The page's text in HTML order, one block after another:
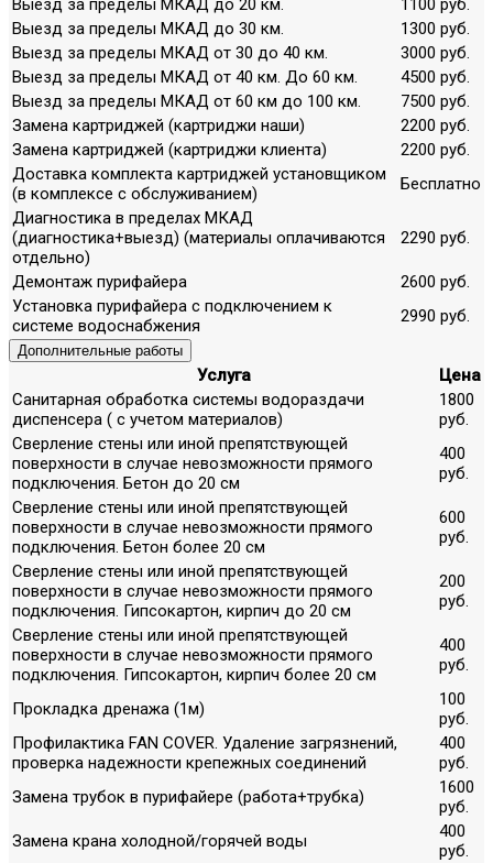
Выезд за пределы МКАД до 20 км.
1100 руб.
Выезд за пределы МКАД до 30 км.
1300 руб.
Выезд за пределы МКАД от 30 до 40 км.
3000 руб.
Выезд за пределы МКАД от 40 км. До 60 км.
4500 руб.
Выезд за пределы МКАД от 60 км до 100 км.
7500 руб.
Замена картриджей (картриджи наши)
2200 руб.
Замена картриджей (картриджи клиента)
2200 руб.
Доставка комплекта картриджей установщиком
(в комплексе с обслуживанием)
Бесплатно
Диагностика в пределах МКАД
(диагностика+выезд) (материалы оплачиваются
отдельно)
2290 руб.
Демонтаж пурифайера
2600 руб.
Установка пурифайера с подключением к
системе водоснабжения
2990 руб.
Дополнительные работы
Услуга
Цена
Санитарная обработка системы водораздачи
диспенсера ( с учетом материалов)
1800
руб.
Сверление стены или иной препятствующей
поверхности в случае невозможности прямого
подключения. Бетон до 20 см
400
руб.
Сверление стены или иной препятствующей
поверхности в случае невозможности прямого
подключения. Бетон более 20 см
600
руб.
Сверление стены или иной препятствующей
поверхности в случае невозможности прямого
подключения. Гипсокартон, кирпич до 20 см
200
руб.
Сверление стены или иной препятствующей
поверхности в случае невозможности прямого
подключения. Гипсокартон, кирпич более 20 см
400
руб.
Прокладка дренажа (1м)
100
руб.
Профилактика FAN COVER. Удаление загрязнений,
проверка надежности крепежных соединений
400
руб.
Замена трубок в пурифайере (работа+трубка)
1600
руб.
Замена крана холодной/горячей воды
400
руб.